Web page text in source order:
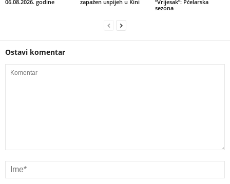
06.08.2026. godine
zapažen uspijeh u Kini
“Vrijesak”: Pčelarska
sezona
Ostavi komentar